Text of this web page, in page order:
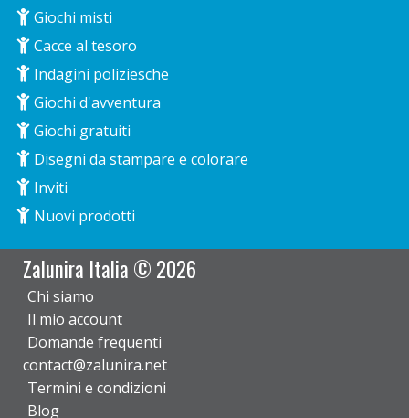
Giochi misti
Cacce al tesoro
Indagini poliziesche
Giochi d'avventura
Giochi gratuiti
Disegni da stampare e colorare
Inviti
Nuovi prodotti
Zalunira Italia © 2026
Chi siamo
Il mio account
Domande frequenti
contact@zalunira.net
Termini e condizioni
Blog